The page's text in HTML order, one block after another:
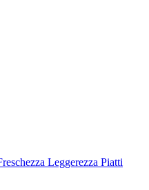
Leggerezza Piatti